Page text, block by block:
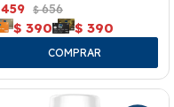
459 $ 656
$ 390 $ 390